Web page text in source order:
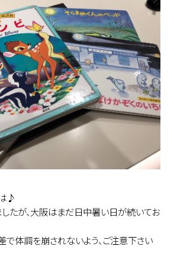
♪
たが、大阪はまだ日中暑い日が続いてお
体調を崩されないよう、ご注意下さい